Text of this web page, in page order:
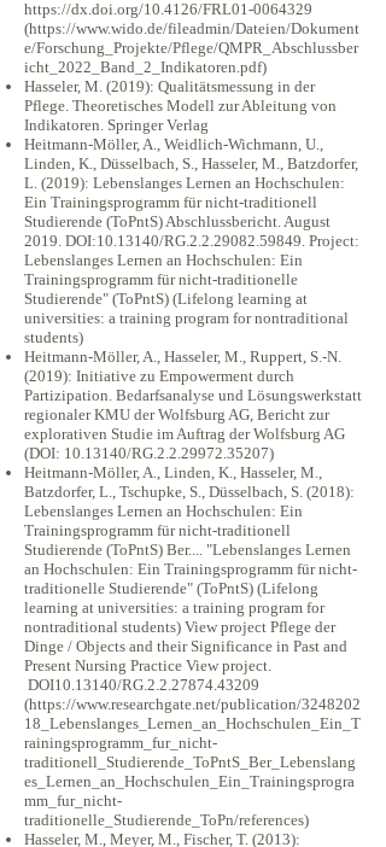
https://dx.doi.org/10.4126/FRL01-0064329
(https://www.wido.de/fileadmin/Dateien/Dokument
e/Forschung_Projekte/Pflege/QMPR_Abschlussber
icht_2022_Band_2_Indikatoren.pdf)
Hasseler, M. (2019): Qualitätsmessung in der
Pflege. Theoretisches Modell zur Ableitung von
Indikatoren. Springer Verlag
Heitmann-Möller, A., Weidlich-Wichmann, U.,
Linden, K., Düsselbach, S., Hasseler, M., Batzdorfer,
L. (2019): Lebenslanges Lernen an Hochschulen:
Ein Trainingsprogramm für nicht-traditionell
Studierende (ToPntS) Abschlussbericht. August
2019. DOI:10.13140/RG.2.2.29082.59849. Project:
Lebenslanges Lernen an Hochschulen: Ein
Trainingsprogramm für nicht-traditionelle
Studierende" (ToPntS) (Lifelong learning at
universities: a training program for nontraditional
students)
Heitmann-Möller, A., Hasseler, M., Ruppert, S.-N.
(2019): Initiative zu Empowerment durch
Partizipation. Bedarfsanalyse und Lösungswerkstatt
regionaler KMU der Wolfsburg AG, Bericht zur
explorativen Studie im Auftrag der Wolfsburg AG
(DOI: 10.13140/RG.2.2.29972.35207)
Heitmann-Möller, A., Linden, K., Hasseler, M.,
Batzdorfer, L., Tschupke, S., Düsselbach, S. (2018):
Lebenslanges Lernen an Hochschulen: Ein
Trainingsprogramm für nicht-traditionell
Studierende (ToPntS) Ber.... "Lebenslanges Lernen
an Hochschulen: Ein Trainingsprogramm für nicht-
traditionelle Studierende" (ToPntS) (Lifelong
learning at universities: a training program for
nontraditional students) View project Pflege der
Dinge / Objects and their Significance in Past and
Present Nursing Practice View project.
DOI10.13140/RG.2.2.27874.43209
(https://www.researchgate.net/publication/3248202
18_Lebenslanges_Lernen_an_Hochschulen_Ein_T
rainingsprogramm_fur_nicht-
traditionell_Studierende_ToPntS_Ber_Lebenslang
es_Lernen_an_Hochschulen_Ein_Trainingsprogra
mm_fur_nicht-
traditionelle_Studierende_ToPn/references)
Hasseler, M., Meyer, M., Fischer, T. (2013):